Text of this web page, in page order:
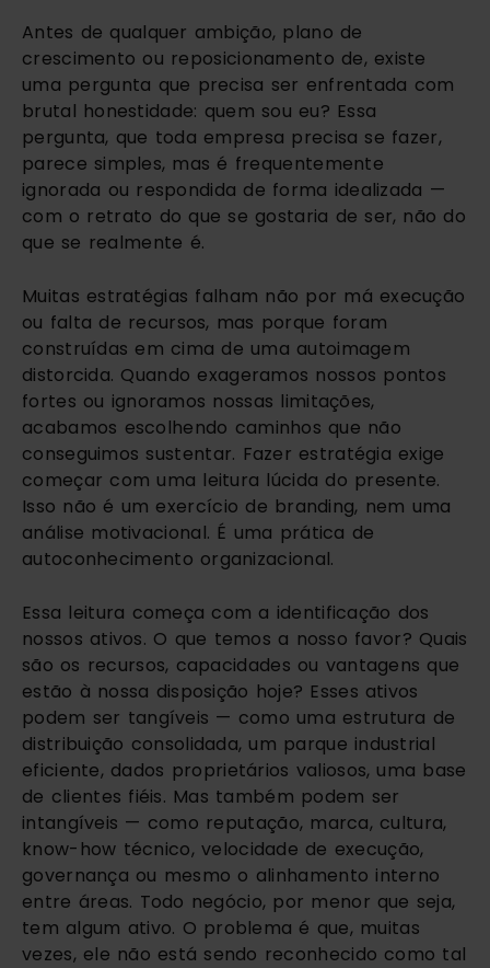
Antes de qualquer ambição, plano de
crescimento ou reposicionamento de, existe
uma pergunta que precisa ser enfrentada com
brutal honestidade: quem sou eu? Essa
pergunta, que toda empresa precisa se fazer,
parece simples, mas é frequentemente
ignorada ou respondida de forma idealizada —
com o retrato do que se gostaria de ser, não do
que se realmente é.
Muitas estratégias falham não por má execução
ou falta de recursos, mas porque foram
construídas em cima de uma autoimagem
distorcida. Quando exageramos nossos pontos
fortes ou ignoramos nossas limitações,
acabamos escolhendo caminhos que não
conseguimos sustentar. Fazer estratégia exige
começar com uma leitura lúcida do presente.
Isso não é um exercício de branding, nem uma
análise motivacional. É uma prática de
autoconhecimento organizacional.
Essa leitura começa com a identificação dos
nossos ativos. O que temos a nosso favor? Quais
são os recursos, capacidades ou vantagens que
estão à nossa disposição hoje? Esses ativos
podem ser tangíveis — como uma estrutura de
distribuição consolidada, um parque industrial
eficiente, dados proprietários valiosos, uma base
de clientes fiéis. Mas também podem ser
intangíveis — como reputação, marca, cultura,
know-how técnico, velocidade de execução,
governança ou mesmo o alinhamento interno
entre áreas. Todo negócio, por menor que seja,
tem algum ativo. O problema é que, muitas
vezes, ele não está sendo reconhecido como tal